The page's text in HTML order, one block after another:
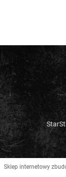
Sklep internetowy